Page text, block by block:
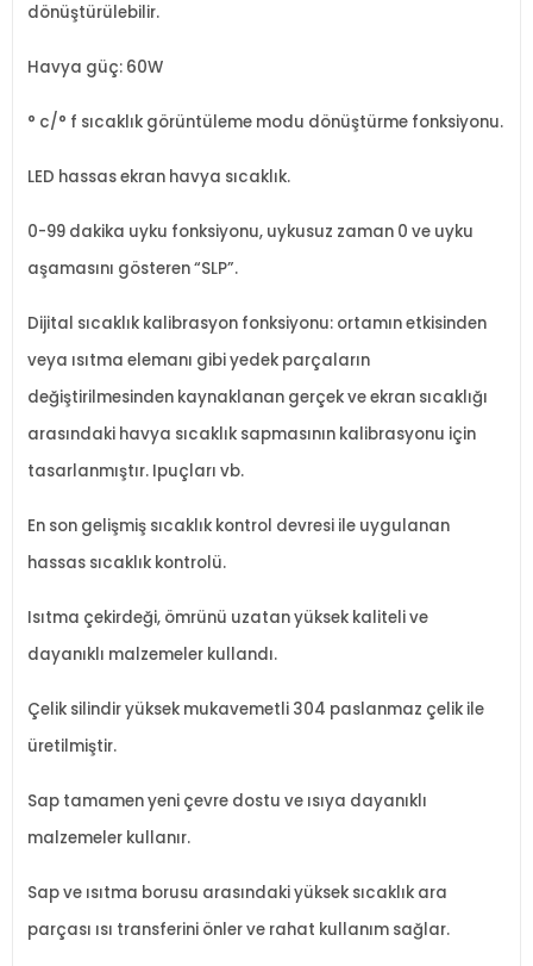
dönüştürülebilir.
Havya güç: 60W
° c/° f sıcaklık görüntüleme modu dönüştürme fonksiyonu.
LED hassas ekran havya sıcaklık.
0-99 dakika uyku fonksiyonu, uykusuz zaman 0 ve uyku
aşamasını gösteren “SLP”.
Dijital sıcaklık kalibrasyon fonksiyonu: ortamın etkisinden
veya ısıtma elemanı gibi yedek parçaların
değiştirilmesinden kaynaklanan gerçek ve ekran sıcaklığı
arasındaki havya sıcaklık sapmasının kalibrasyonu için
tasarlanmıştır. Ipuçları vb.
En son gelişmiş sıcaklık kontrol devresi ile uygulanan
hassas sıcaklık kontrolü.
Isıtma çekirdeği, ömrünü uzatan yüksek kaliteli ve
dayanıklı malzemeler kullandı.
Çelik silindir yüksek mukavemetli 304 paslanmaz çelik ile
üretilmiştir.
Sap tamamen yeni çevre dostu ve ısıya dayanıklı
malzemeler kullanır.
Sap ve ısıtma borusu arasındaki yüksek sıcaklık ara
parçası ısı transferini önler ve rahat kullanım sağlar.